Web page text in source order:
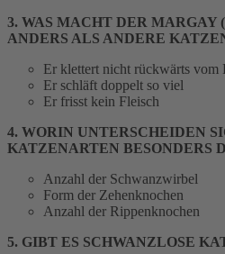
3. WAS MACHT DER MARGAY
ANDERS ALS ANDERE
Er klettert nicht rückwärts vom
Er schläft doppelt so viel
Er frisst kein Fleisch
4. WORIN UNTERSCHEIDEN
KATZENARTEN BESONDERS
Anzahl der Schwanzwirbel
Form der Zehenknochen
Anzahl der Rippenknochen
5. GIBT ES SCHWANZLOSE